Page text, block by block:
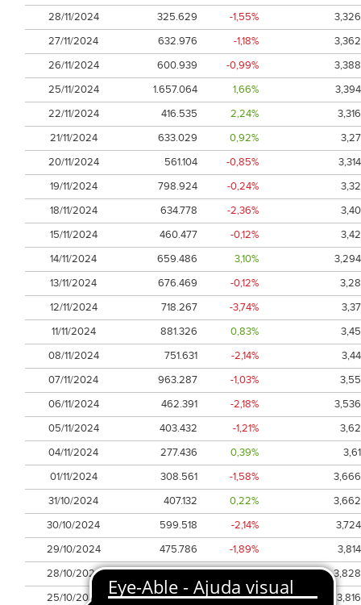
28/11/2024
325.629 -1,55%
3,326
27/11/2024
632.976 -1,18%
3,362
26/11/2024
600.939 -0,99%
3,388
25/11/2024
1.657.064 1,66%
3,394
22/11/2024
416.535 2,24%
3,316
21/11/2024
633.029 0,92%
3,27
20/11/2024
561.104 -0,85%
3,314
19/11/2024
798.924 -0,24%
3,32
18/11/2024
634.778 -2,36%
3,40
15/11/2024
460.477 -0,12%
3,42
14/11/2024
659.486 3,10%
3,294
13/11/2024
676.469 -0,12%
3,28
12/11/2024
718.267 -3,74%
3,37
11/11/2024
881.326 0,83%
3,45
08/11/2024
751.631 -2,14%
3,44
07/11/2024
963.287 -1,03%
3,55
06/11/2024
462.391 -2,18%
3,536
05/11/2024
403.432 -1,21%
3,62
04/11/2024
277.436 0,39%
3,61
01/11/2024
308.561 -1,58%
3,666
31/10/2024
407.132 0,22%
3,662
30/10/2024
599.518 -2,14%
3,724
29/10/2024
475.786 -1,89%
3,814
28/10/2024
198.818 -0,11%
3,828
25/10/2024
442.490 0,00%
3,816